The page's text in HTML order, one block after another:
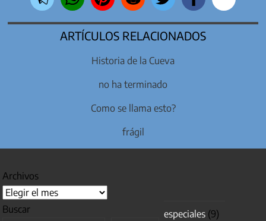
ARTÍCULOS RELACIONADOS
Historia de la Cueva
no ha terminado
Como se llama esto?
frágil
Archivos
Buscar
especiales (9)